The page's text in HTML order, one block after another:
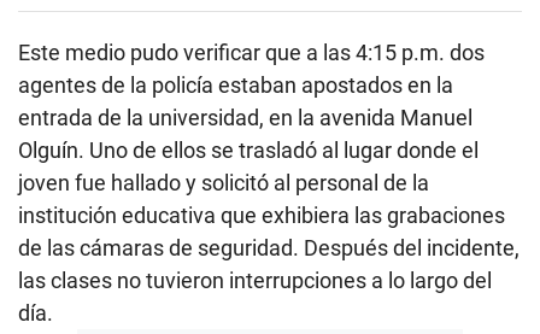
Este medio pudo verificar que a las 4:15 p.m. dos
agentes de la policía estaban apostados en la
entrada de la universidad, en la avenida Manuel
Olguín. Uno de ellos se trasladó al lugar donde el
joven fue hallado y solicitó al personal de la
institución educativa que exhibiera las grabaciones
de las cámaras de seguridad. Después del incidente,
las clases no tuvieron interrupciones a lo largo del
día.